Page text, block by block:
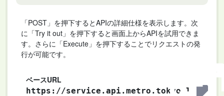
「POST」を押下するとAPIの詳細仕様を表示します。次
に「Try it out」を押下すると画面上からAPIを試用できま
す。さらに「Execute」を押下することでリクエストの発
行が可能です。
ベースURL
https://service.api.metro.tokyo.l